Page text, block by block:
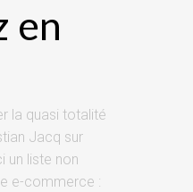
en
la quasi totalité
Jacq sur
un liste non
e-commerce :